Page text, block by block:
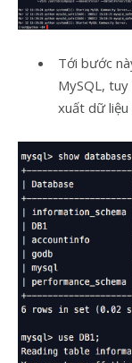
Tới bước
MySQL,
xuất dữ